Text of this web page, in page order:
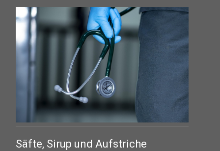
Säfte, Sirup und Aufstriche